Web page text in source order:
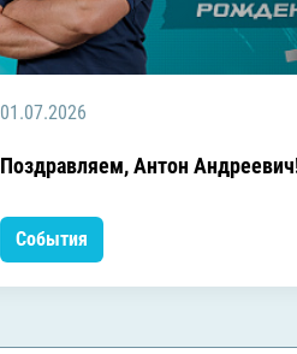
01.07.2026
Поздравляем, Антон
События